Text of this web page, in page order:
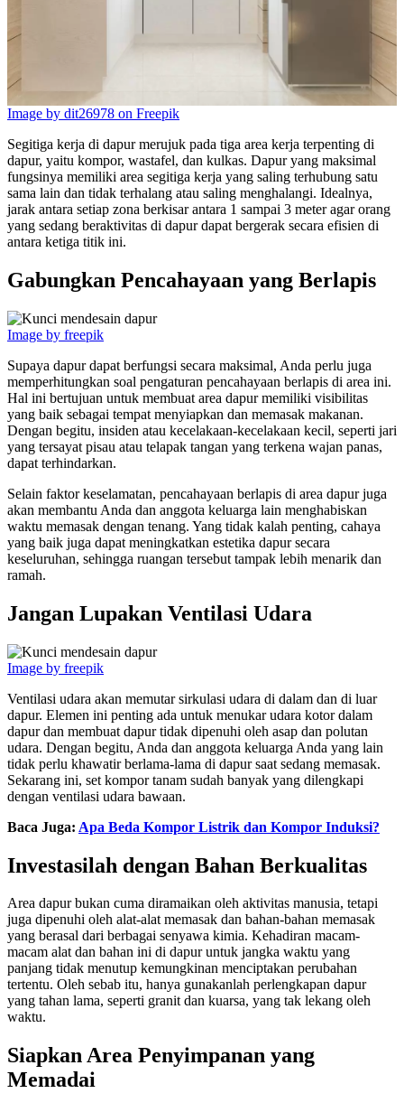
Image by dit26978 on Freepik
Segitiga kerja di dapur merujuk pada tiga area kerja terpenting di
dapur, yaitu kompor, wastafel, dan kulkas. Dapur yang maksimal
fungsinya memiliki area segitiga kerja yang saling terhubung satu
sama lain dan tidak terhalang atau saling menghalangi. Idealnya,
jarak antara setiap zona berkisar antara 1 sampai 3 meter agar orang
yang sedang beraktivitas di dapur dapat bergerak secara efisien di
antara ketiga titik ini.
Gabungkan Pencahayaan yang Berlapis
Image by freepik
Supaya dapur dapat berfungsi secara maksimal, Anda perlu juga
memperhitungkan soal pengaturan pencahayaan berlapis di area ini.
Hal ini bertujuan untuk membuat area dapur memiliki visibilitas
yang baik sebagai tempat menyiapkan dan memasak makanan.
Dengan begitu, insiden atau kecelakaan-kecelakaan kecil, seperti jari
yang tersayat pisau atau telapak tangan yang terkena wajan panas,
dapat terhindarkan.
Selain faktor keselamatan, pencahayaan berlapis di area dapur juga
akan membantu Anda dan anggota keluarga lain menghabiskan
waktu memasak dengan tenang. Yang tidak kalah penting, cahaya
yang baik juga dapat meningkatkan estetika dapur secara
keseluruhan, sehingga ruangan tersebut tampak lebih menarik dan
ramah.
Jangan Lupakan Ventilasi Udara
Image by freepik
Ventilasi udara akan memutar sirkulasi udara di dalam dan di luar
dapur. Elemen ini penting ada untuk menukar udara kotor dalam
dapur dan membuat dapur tidak dipenuhi oleh asap dan polutan
udara. Dengan begitu, Anda dan anggota keluarga Anda yang lain
tidak perlu khawatir berlama-lama di dapur saat sedang memasak.
Sekarang ini, set kompor tanam sudah banyak yang dilengkapi
dengan ventilasi udara bawaan.
Baca Juga: Apa Beda Kompor Listrik dan Kompor Induksi?
Investasilah dengan Bahan Berkualitas
Area dapur bukan cuma diramaikan oleh aktivitas manusia, tetapi
juga dipenuhi oleh alat-alat memasak dan bahan-bahan memasak
yang berasal dari berbagai senyawa kimia. Kehadiran macam-
macam alat dan bahan ini di dapur untuk jangka waktu yang
panjang tidak menutup kemungkinan menciptakan perubahan
tertentu. Oleh sebab itu, hanya gunakanlah perlengkapan dapur
yang tahan lama, seperti granit dan kuarsa, yang tak lekang oleh
waktu.
Siapkan Area Penyimpanan yang
Memadai